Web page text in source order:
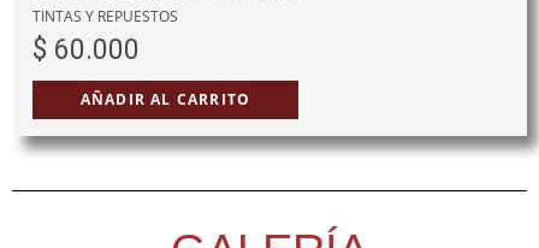
TINTAS Y REPUESTOS
$ 60.000
AÑADIR AL CARRITO